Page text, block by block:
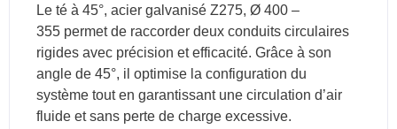
Le té à 45°, acier galvanisé Z275, Ø 400 –
355 permet de raccorder deux conduits circulaires
rigides avec précision et efficacité. Grâce à son
angle de 45°, il optimise la configuration du
système tout en garantissant une circulation d’air
fluide et sans perte de charge excessive.